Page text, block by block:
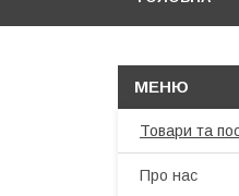
Товари та
Про нас